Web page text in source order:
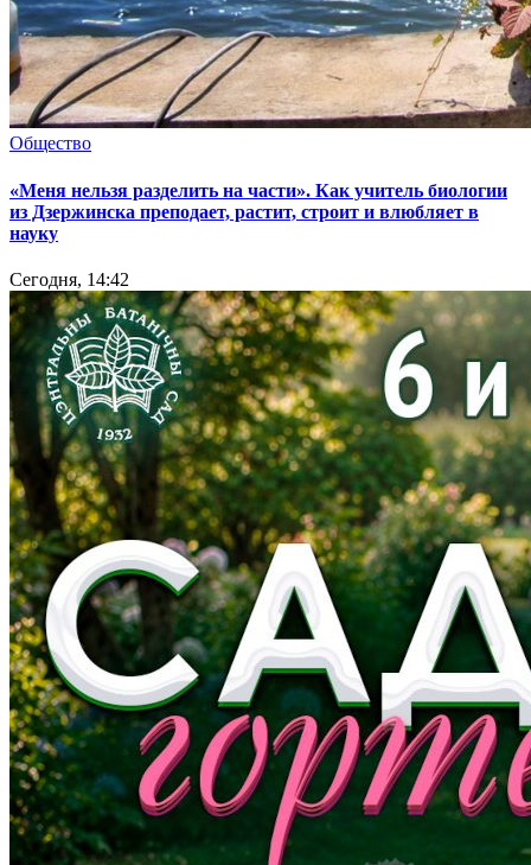
Общество
«Меня нельзя разделить на части». Как учитель биологии
из Дзержинска преподает, растит, строит и влюбляет в
науку
Сегодня, 14:42